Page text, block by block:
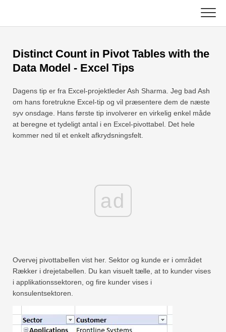
content
Excel-funktioner
Diagram
Excel-tip
Formel
TechTV
C ++
DSA
Java
Distinct Count in Pivot Tables with the
Data Model - Excel Tips
Dagens tip er fra Excel-projektleder Ash Sharma. Jeg bad Ash
om hans foretrukne Excel-tip og vil præsentere dem de næste
syv onsdage. Hans første tip involverer en virkelig enkel måde
at beregne et tydeligt antal i en Excel-pivottabel. Det hele
kommer ned til et enkelt afkrydsningsfelt.
ad
Overvej pivottabellen vist her. Sektor og kunde er i området
Rækker i drejetabellen. Du kan visuelt tælle, at to kunder vises
i applikationssektoren, og fire kunder vises i
konsulentsektoren.